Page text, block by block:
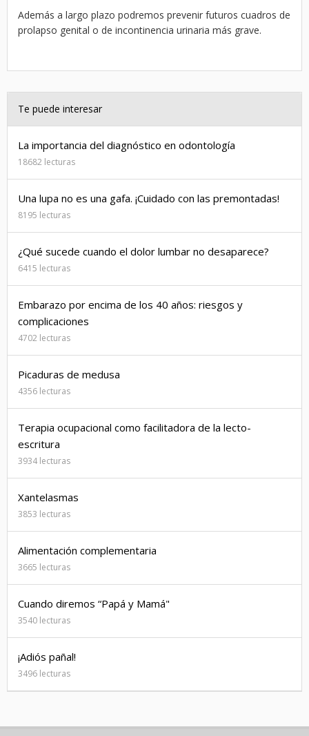
Además a largo plazo podremos prevenir futuros cuadros de
prolapso genital o de incontinencia urinaria más grave.
Te puede interesar
La importancia del diagnóstico en odontología
18682 lecturas
Una lupa no es una gafa. ¡Cuidado con las premontadas!
8195 lecturas
¿Qué sucede cuando el dolor lumbar no desaparece?
6415 lecturas
Embarazo por encima de los 40 años: riesgos y
complicaciones
4702 lecturas
Picaduras de medusa
4356 lecturas
Terapia ocupacional como facilitadora de la lecto-
escritura
3934 lecturas
Xantelasmas
3853 lecturas
Alimentación complementaria
3665 lecturas
Cuando diremos “Papá y Mamá"
3540 lecturas
¡Adiós pañal!
3496 lecturas